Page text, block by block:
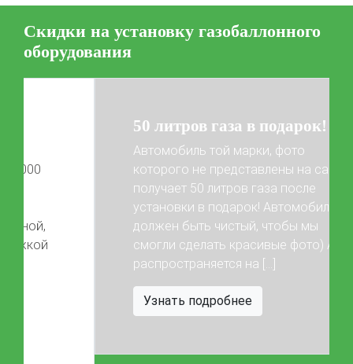
Цена на установку ГБО
Калькулятор выгоды ГБО
Полная диагностика ГБО
Чистка и регулировка форсунок
Замена датчика давления
Замена баллона
Установка редуктора
Регистрация ГБО в ГИБДД
Штрафы в 2026 году
Документы для регистрации
Свидетельство на ГБО
Скидки на установку газобаллонного
оборудования
50 литров газа в подарок!
Автомобиль той марки, фото
которого не представлены на сайте,
получает 50 литров газа после
установки в подарок! Автомобиль
должен быть чистый, чтобы мы
смогли сделать красивые фото) Акция
распространяется на […]
Узнать подробнее
Previous Next